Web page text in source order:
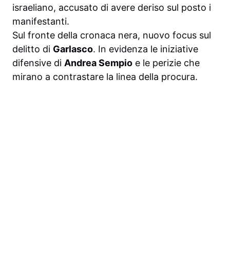
israeliano, accusato di avere deriso sul posto i
manifestanti.
Sul fronte della cronaca nera, nuovo focus sul
delitto di Garlasco. In evidenza le iniziative
difensive di Andrea Sempio e le perizie che
mirano a contrastare la linea della procura.